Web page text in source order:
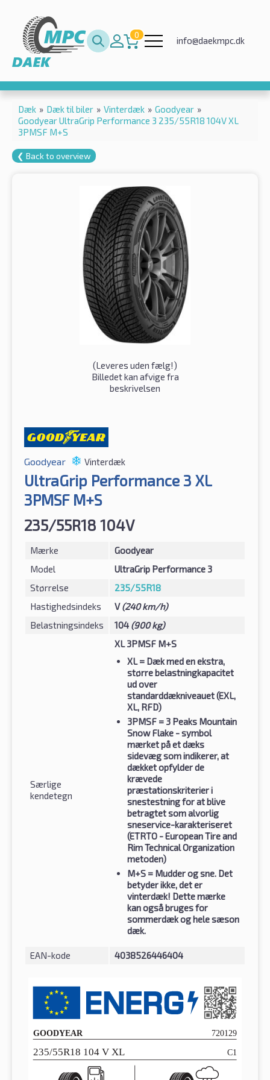
0
info@daekmpc.dk
Dæk » Dæk til biler » Vinterdæk » Goodyear »
Goodyear UltraGrip Performance 3 235/55R18 104V XL
3PMSF M+S
❮ Back to overview
(Leveres uden fælg!)
Billedet kan afvige fra
beskrivelsen
Goodyear Vinterdæk
UltraGrip Performance 3 XL
3PMSF M+S
235/55R18 104V
Mærke
Goodyear
Model
UltraGrip Performance 3
Størrelse
235/55R18
Hastighedsindeks
V(240 km/h)
Belastningsindeks
104 (900 kg)
Særlige
kendetegn
XL 3PMSF M+S
XL= Dæk med en ekstra,
større belastningkapacitet
ud over
standarddækniveauet (EXL,
XL, RFD)
3PMSF = 3 Peaks Mountain
Snow Flake - symbol
mærket på et dæks
sidevæg som indikerer, at
dækket opfylder de
krævede
præstationskriterier i
snestestning for at blive
betragtet som alvorlig
sneservice-karakteriseret
(ETRTO - European Tire and
Rim Technical Organization
metoden)
M+S = Mudder og sne. Det
betyder ikke, det er
vinterdæk! Dette mærke
kan også bruges for
sommerdæk og hele sæson
dæk.
EAN-kode 4038526446404